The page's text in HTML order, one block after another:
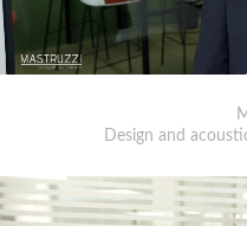
Design and